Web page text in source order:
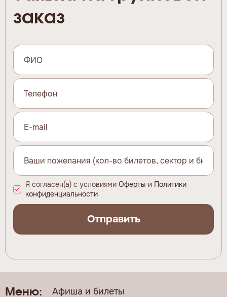
заказ
Я согласен(а) с условиями Оферты и Политики
конфиденциальности
Отправить
Меню:
Афиша и билеты